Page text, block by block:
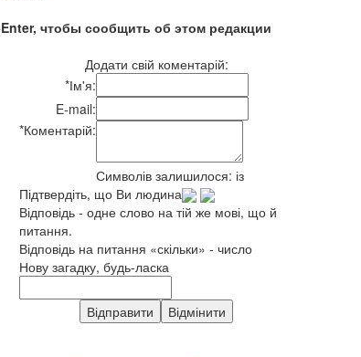
чтобы сообщить об этом редакции
Додати свій коментарій:
*Ім'я:
E-mail:
*Коментарій:
Символів залишилося: із
Підтвердіть, що Ви людина
Відповідь - одне слово на тій же мові, що й
питання.
Відповідь на питання «скільки» - число
Нову загадку, будь-ласка